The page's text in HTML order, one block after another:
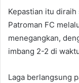
Kepastian itu
Patroman FC
menegangkan,
imbang 2-2 di
Laga berlangsung